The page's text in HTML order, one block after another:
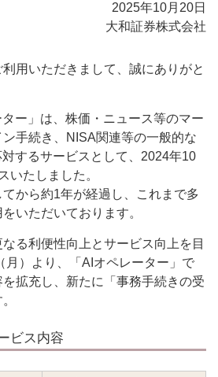
2025年10月20日
大和証券株式会社
用いただきまして、誠にありがと
ター」は、株価・ニュース等のマー
手続き、NISA関連等の一般的な
するサービスとして、2024年10
いたしました。
から約1年が経過し、これまで多
いただいております。
る利便性向上とサービス向上を目
月）より、「AIオペレーター」で
拡充し、新たに「事務手続きの受
ビス内容